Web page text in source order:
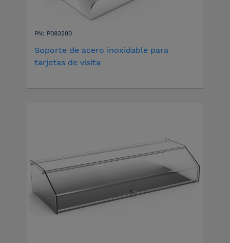
PN: P083280
Soporte de acero inoxidable para
tarjetas de visita